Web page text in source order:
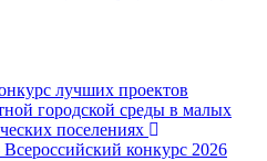
лучших проектов
городской среды в малых
поселениях
Всероссийский конкурс 2026